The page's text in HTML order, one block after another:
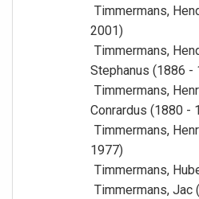
Timmermans,
2001)
Timmermans,
Stephanus (1886 -
Timmermans,
Conrardus (1880 -
Timmermans,
1977)
Timmermans,
Timmermans, Jac